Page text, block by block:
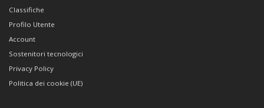
Classifiche
Profilo Utente
Account
Sostenitori tecnologici
Privacy Policy
Politica dei cookie (UE)